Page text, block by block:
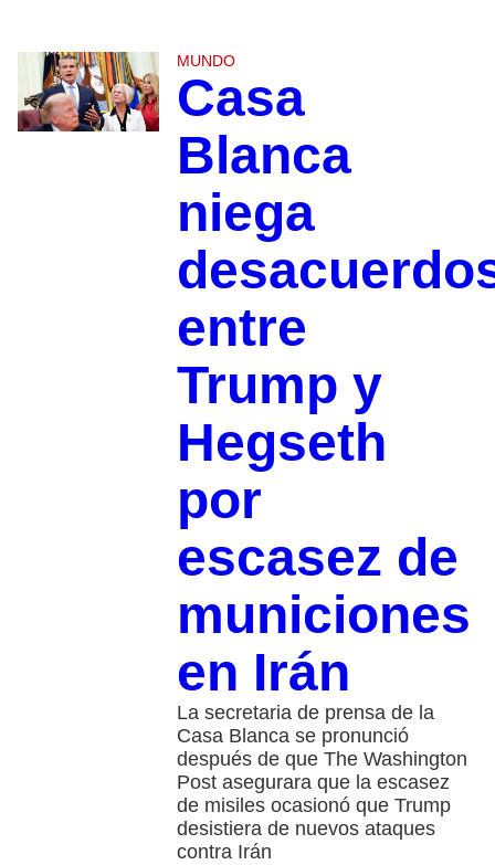
MUNDO
Casa
Blanca
niega
entre
Trump y
Hegseth
por
escasez de
municiones
en Irán
La secretaria de prensa de la
Casa Blanca se pronunció
después de que The Washington
Post asegurara que la escasez
de misiles ocasionó que Trump
desistiera de nuevos ataques
contra Irán